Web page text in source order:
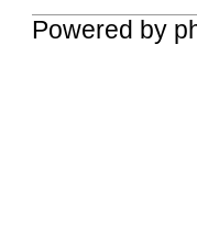
Powered by